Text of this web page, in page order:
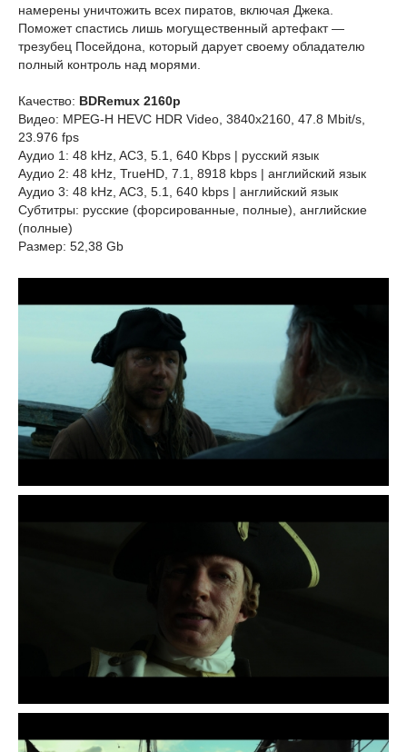
намерены уничтожить всех пиратов, включая Джека.
Поможет спастись лишь могущественный артефакт —
трезубец Посейдона, который дарует своему обладателю
полный контроль над морями.
Качество: BDRemux 2160p
Видео: MPEG-H HEVC HDR Video, 3840x2160, 47.8 Mbit/s,
23.976 fps
Аудио 1: 48 kHz, AC3, 5.1, 640 Kbps | русский язык
Аудио 2: 48 kHz, TrueHD, 7.1, 8918 kbps | английский язык
Аудио 3: 48 kHz, AC3, 5.1, 640 kbps | английский язык
Субтитры: русские (форсированные, полные), английские
(полные)
Размер: 52,38 Gb